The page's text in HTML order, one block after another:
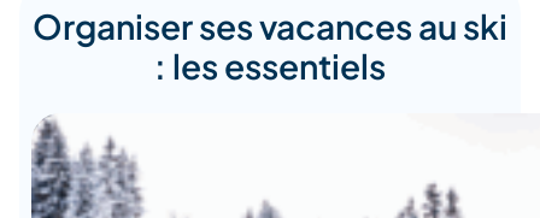
Organiser ses vacances au ski
: les essentiels